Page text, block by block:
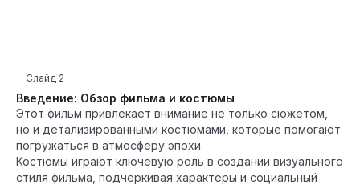
Введение: Обзор фильма и костюмы
Слайд 2
Этот фильм привлекает внимание не только сюжетом,
но и детализированными костюмами, которые помогают
погружаться в атмосферу эпохи.
Костюмы играют ключевую роль в создании визуального
стиля фильма, подчеркивая характеры и социальный